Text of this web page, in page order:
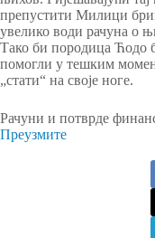
препустити Милици
увелико води рачуна о
Тако би породица Ћодо
помогли у тешким
„стати“ на своје ноге.
Рачуни и потврде
Преузмите